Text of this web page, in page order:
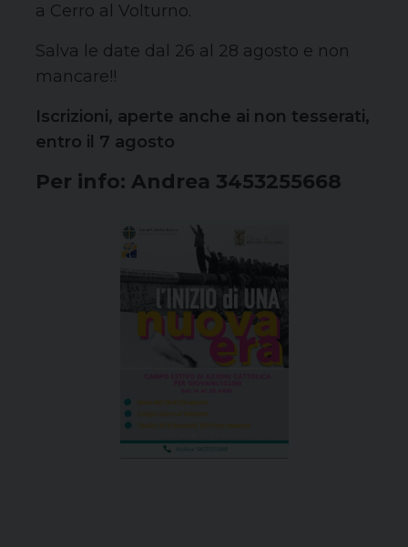
a Cerro al Volturno.
Salva le date dal 26 al 28 agosto e non
mancare!!
Iscrizioni, aperte anche ai non tesserati,
entro il 7 agosto
Per info: Andrea 3453255668